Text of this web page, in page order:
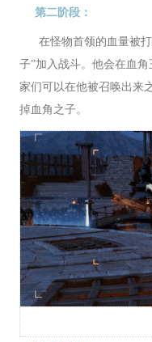
第二阶段：
在怪物首领的血量被打
子”加入战斗。他会在血
家们可以在他被召唤出来
掉血角之子。